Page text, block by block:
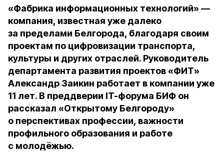
«Фабрика информационных технологий» —
компания, известная уже далеко
за пределами Белгорода, благодаря своим
проектам по цифровизации транспорта,
культуры и других отраслей. Руководитель
департамента развития проектов «ФИТ»
Александр Заикин работает в компании уже
11 лет. В преддверии IT-форума БИФ он
рассказал «Открытому Белгороду»
о перспективах профессии, важности
профильного образования и работе
с молодёжью.